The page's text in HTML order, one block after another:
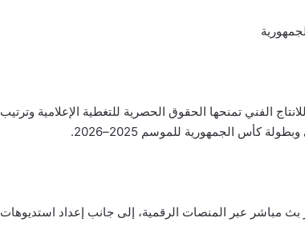
الفني تمنحها الحقوق الحصرية للتغطية الإعلامية وترتيب
كأس الجمهورية للموسم 2025–2026.
بث مباشر عبر المنصات الرقمية، إلى جانب إعداد استديوهات